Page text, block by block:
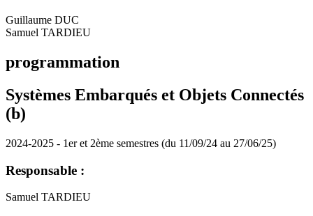
Guillaume DUC
Samuel TARDIEU
programmation
Systèmes Embarqués et Objets Connectés
(b)
2024-2025 - 1er et 2ème semestres (du 11/09/24 au 27/06/25)
Responsable :
Samuel TARDIEU